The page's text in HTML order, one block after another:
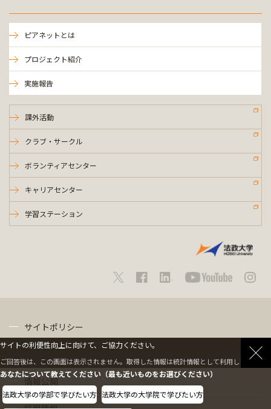
ピアネットとは
プロジェクト紹介
実施報告
課外活動
クラブ・サークル
ボランティアセンター
キャリアセンター
学習ステーション
サイトポリシー
情報公開
サイトの利便性向上に向けて、ご協力ください。
ご回答後は、この画面は表示されません。取得した情報は統計情報として利用します。
あなたについて教えてください（最も近いものをお選びください）
法政大学の学部で学びたい方 法政大学の大学院で学びたい方